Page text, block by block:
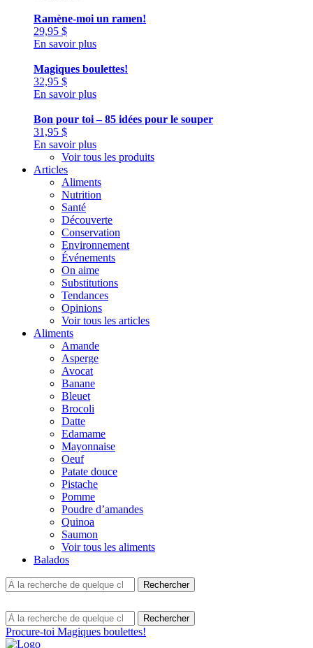
Ramène-moi un ramen!
29,95 $
En savoir plus
Magiques boulettes!
32,95 $
En savoir plus
Bon pour toi – 85 idées pour le souper
31,95 $
En savoir plus
Voir tous les produits
Articles
Aliments
Nutrition
Santé
Découverte
Conservation
Environnement
Événements
On aime
Substitutions
Tendances
Opinions
Voir tous les articles
Aliments
Amande
Asperge
Avocat
Banane
Bleuet
Brocoli
Datte
Edamame
Mayonnaise
Oeuf
Patate douce
Pistache
Pomme
Poudre d’amandes
Quinoa
Saumon
Voir tous les aliments
Balados
Procure-toi Magiques boulettes!